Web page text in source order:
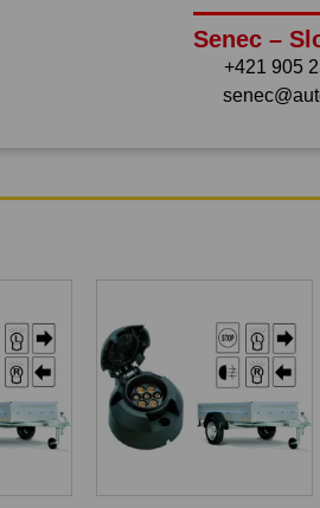
Senec –
+421 905